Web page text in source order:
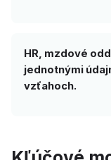
HR, mzdové
jednotnými
vzťahoch.